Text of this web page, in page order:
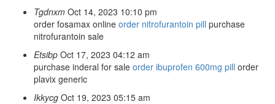
Tgdnxm Oct 14, 2023 10:10 pm
order fosamax online order nitrofurantoin pill purchase
nitrofurantoin sale
Etsibp Oct 17, 2023 04:12 am
purchase inderal for sale order ibuprofen 600mg pill order
plavix generic
Ikkycg Oct 19, 2023 05:15 am